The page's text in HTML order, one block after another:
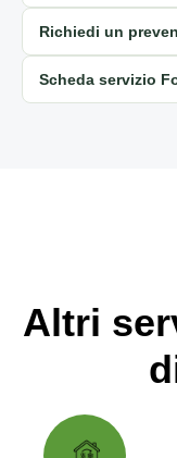
Richiedi un
Scheda servizio
Altri